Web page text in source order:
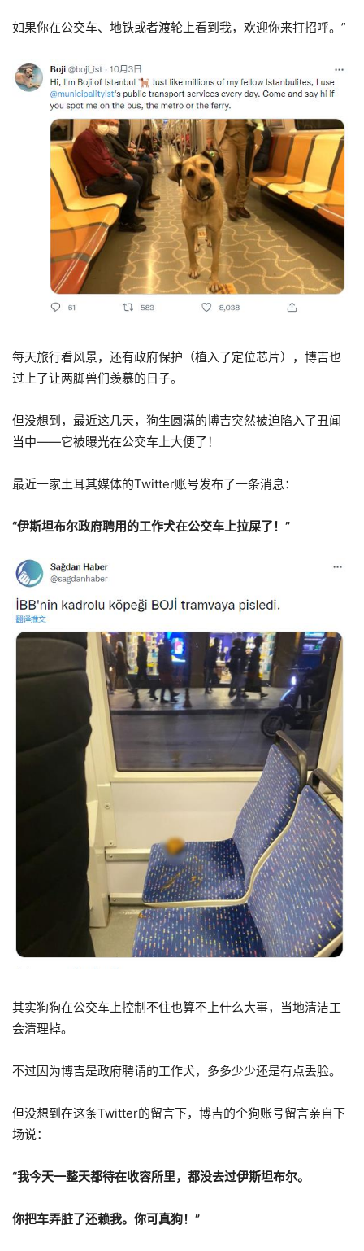
如果你在公交车、地铁或者渡轮上看到我，欢迎你来打招呼。”
每天旅行看风景，还有政府保护（植入了定位芯片），博吉也
过上了让两脚兽们羡慕的日子。
但没想到，最近这几天，狗生圆满的博吉突然被迫陷入了丑闻
当中——它被曝光在公交车上大便了！
最近一家土耳其媒体的Twitter账号发布了一条消息：
“伊斯坦布尔政府聘用的工作犬在公交车上拉屎了！”
其实狗狗在公交车上控制不住也算不上什么大事，当地清洁工
会清理掉。
不过因为博吉是政府聘请的工作犬，多多少少还是有点丢脸。
但没想到在这条Twitter的留言下，博吉的个狗账号留言亲自下
场说：
“我今天一整天都待在收容所里，都没去过伊斯坦布尔。
你把车弄脏了还赖我。你可真狗！”